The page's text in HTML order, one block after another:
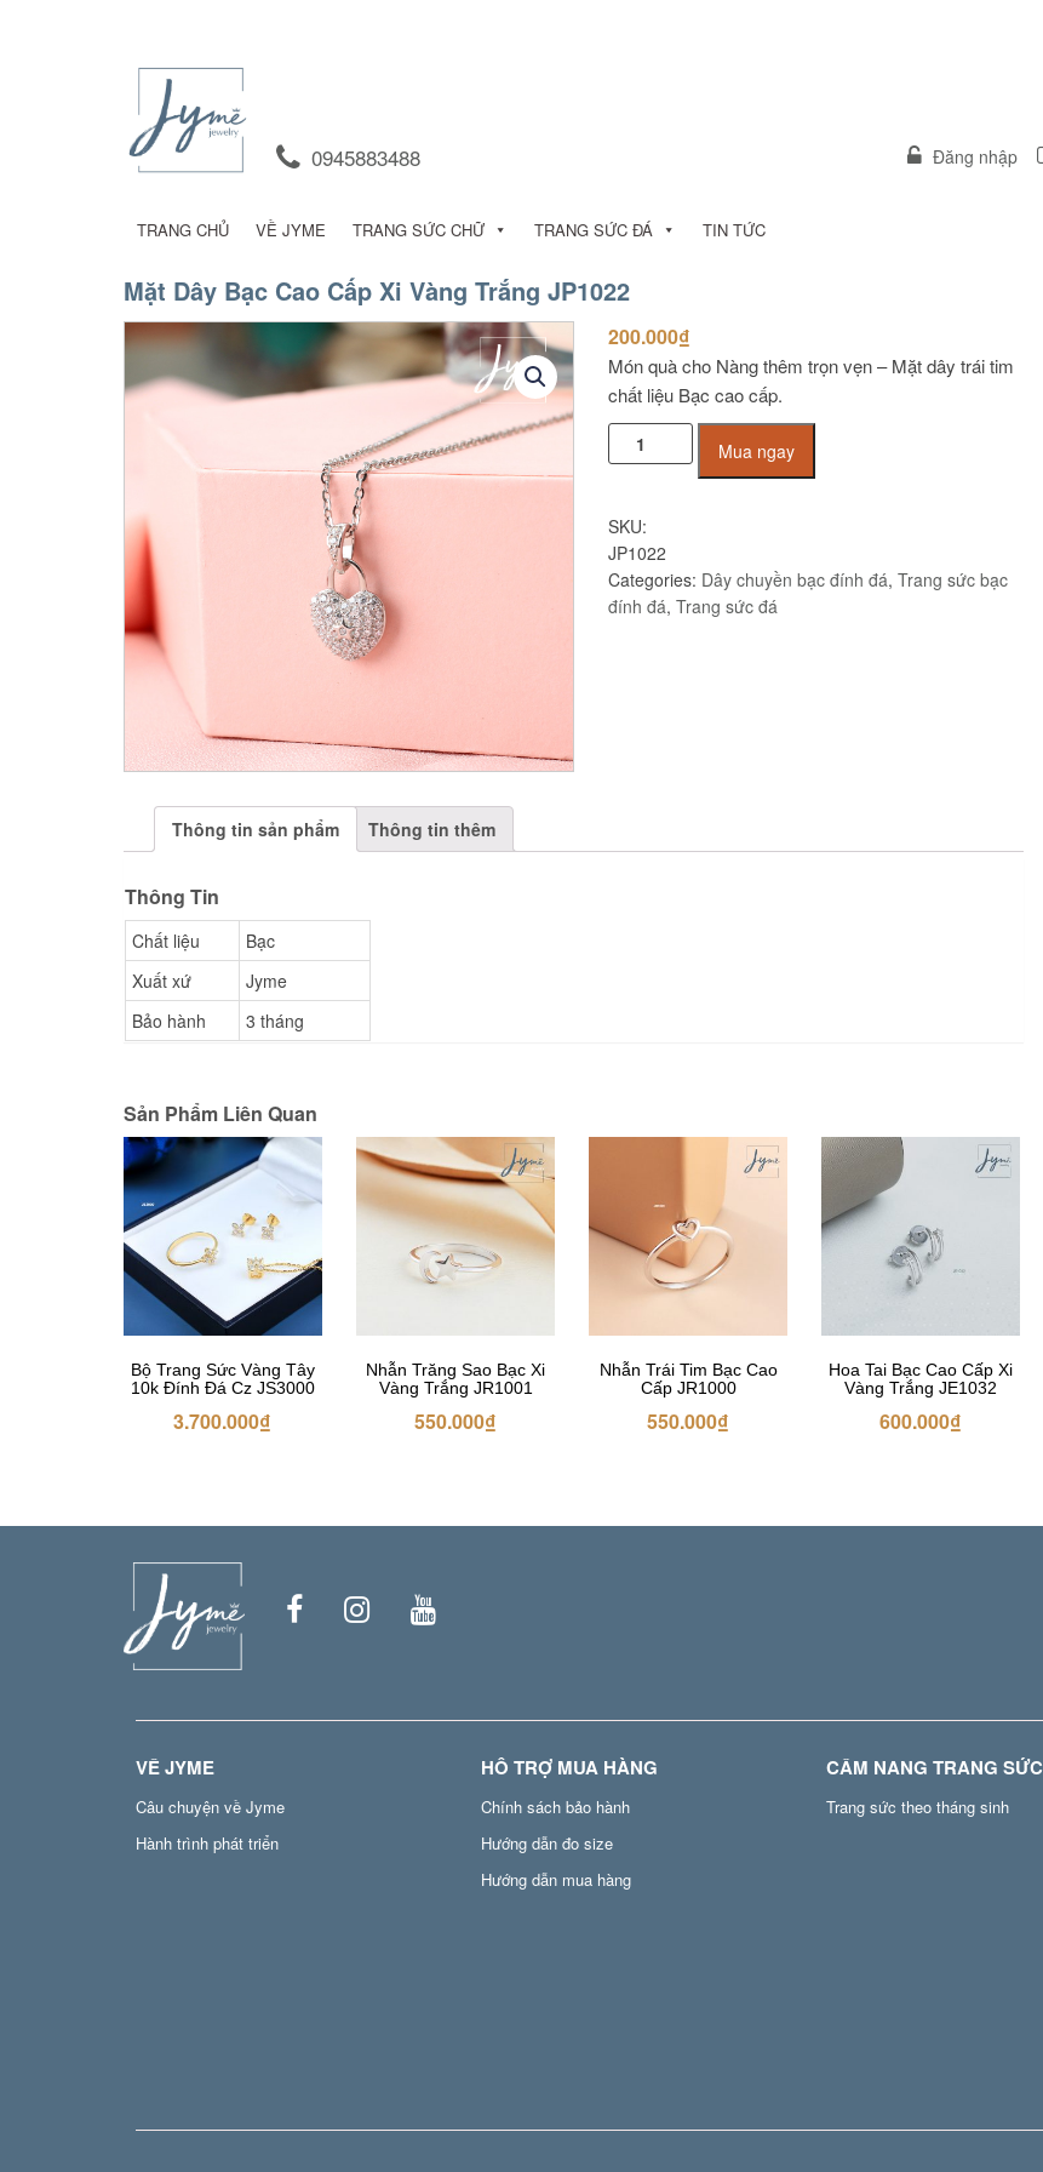
0945883488 Đăng nhập
TRANG CHỦ VỀ JYME TRANG SỨC CHỮ TRANG SỨC ĐÁ TIN TỨC
Mặt Dây Bạc Cao Cấp Xi Vàng Trắng JP1022
200.000₫
Món quà cho Nàng thêm trọn vẹn – Mặt dây trái tim
chất liệu Bạc cao cấp.
dây
cao
cấp
xi
vàng
Mua ngay
SKU:
JP1022
Categories: Dây chuyền bạc đính đá, Trang sức bạc
đính đá, Trang sức đá
Thông tin sản phẩm Thông tin thêm
Thông Tin
Chất liệu
Bạc
Xuất xứ
Jyme
Bảo hành
3 tháng
Sản Phẩm Liên Quan
Bộ Trang Sức Vàng Tây
10k Đính Đá Cz JS3000
3.700.000₫
Nhẫn Trăng Sao Bạc Xi
Vàng Trắng JR1001
550.000₫
Nhẫn Trái Tim Bạc Cao
Cấp JR1000
550.000₫
Hoa Tai Bạc Cao Cấp Xi
Vàng Trắng JE1032
600.000₫
VỀ JYME
Câu chuyện về Jyme
Hành trình phát triển
HỖ TRỢ MUA HÀNG
Chính sách bảo hành
Hướng dẫn đo size
Hướng dẫn mua hàng
CẨM NANG TRANG SỨC
Trang sức theo tháng sinh